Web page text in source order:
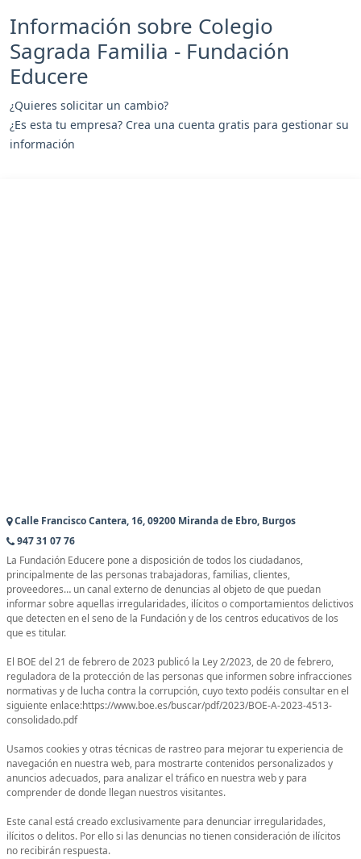
Información sobre Colegio
Sagrada Familia - Fundación
Educere
¿Quieres solicitar un cambio?
¿Es esta tu empresa? Crea una cuenta gratis para gestionar su
información
Calle Francisco Cantera, 16, 09200 Miranda de Ebro, Burgos
947 31 07 76
La Fundación Educere pone a disposición de todos los ciudadanos,
principalmente de las personas trabajadoras, familias, clientes,
proveedores… un canal externo de denuncias al objeto de que puedan
informar sobre aquellas irregularidades, ilícitos o comportamientos delictivos
que detecten en el seno de la Fundación y de los centros educativos de los
que es titular.
El BOE del 21 de febrero de 2023 publicó la Ley 2/2023, de 20 de febrero,
reguladora de la protección de las personas que informen sobre infracciones
normativas y de lucha contra la corrupción, cuyo texto podéis consultar en el
siguiente enlace:https://www.boe.es/buscar/pdf/2023/BOE-A-2023-4513-
consolidado.pdf
Usamos cookies y otras técnicas de rastreo para mejorar tu experiencia de
navegación en nuestra web, para mostrarte contenidos personalizados y
anuncios adecuados, para analizar el tráfico en nuestra web y para
comprender de donde llegan nuestros visitantes.
Este canal está creado exclusivamente para denunciar irregularidades,
ilícitos o delitos. Por ello si las denuncias no tienen consideración de ilícitos
no recibirán respuesta.